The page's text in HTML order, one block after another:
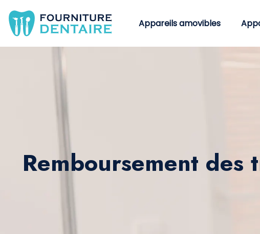
Appareils amovibles
Remboursement des